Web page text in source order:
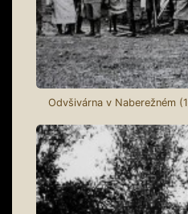
Odvšivárna v Naberežném